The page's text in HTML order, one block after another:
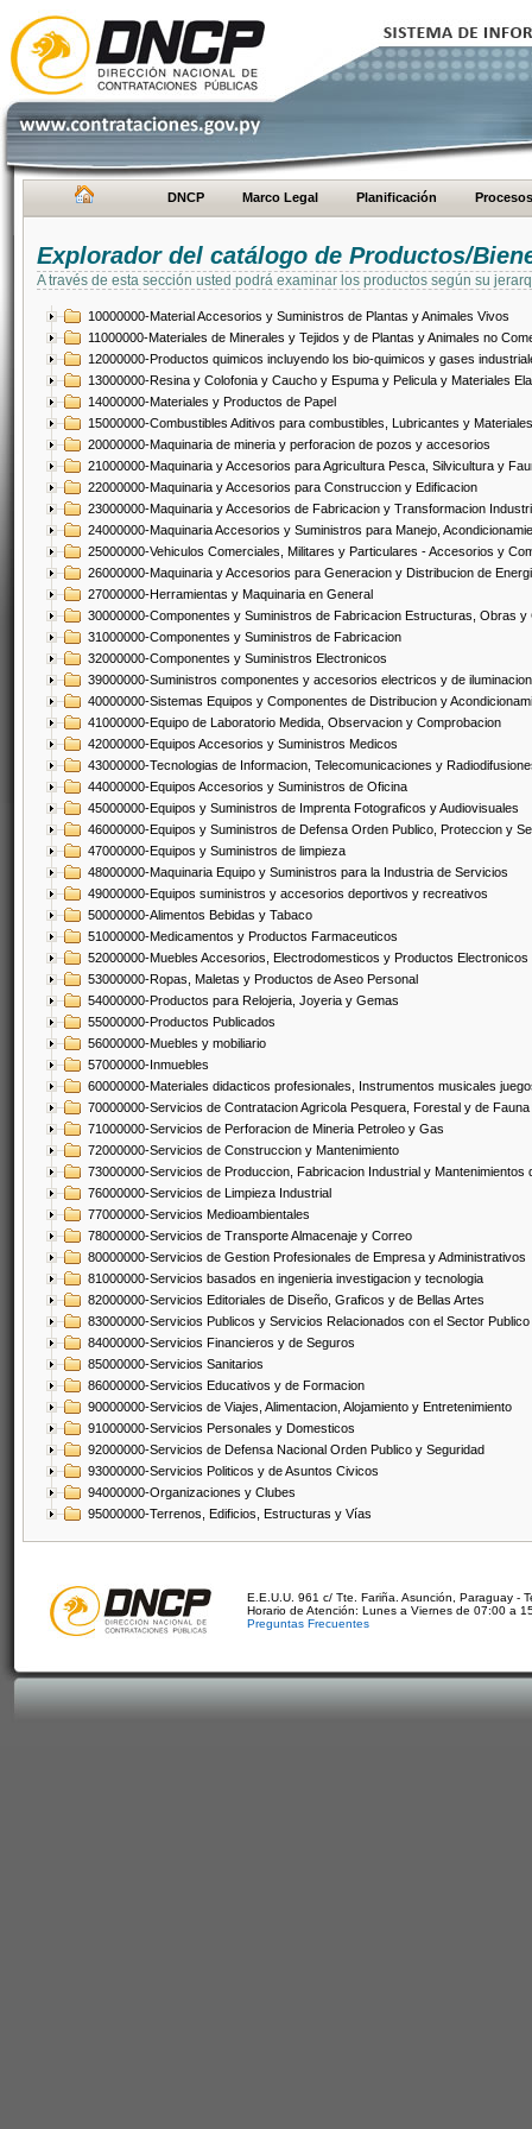
DNCP Marco Legal Planificación Procesos
Explorador del catálogo de Productos/
A través de esta sección usted podrá examinar los productos según su
10000000-Material Accesorios y Suministros de Plantas y Animales Vivos
11000000-Materiales de Minerales y Tejidos y de Plantas y Animales no
12000000-Productos quimicos incluyendo los bio-quimicos y gases
13000000-Resina y Colofonia y Caucho y Espuma y Pelicula y Materiales
14000000-Materiales y Productos de Papel
15000000-Combustibles Aditivos para combustibles, Lubricantes y
20000000-Maquinaria de mineria y perforacion de pozos y accesorios
21000000-Maquinaria y Accesorios para Agricultura Pesca, Silvicultura y
22000000-Maquinaria y Accesorios para Construccion y Edificacion
23000000-Maquinaria y Accesorios de Fabricacion y Transformacion
24000000-Maquinaria Accesorios y Suministros para Manejo,
25000000-Vehiculos Comerciales, Militares y Particulares - Accesorios y
26000000-Maquinaria y Accesorios para Generacion y Distribucion de
27000000-Herramientas y Maquinaria en General
30000000-Componentes y Suministros de Fabricacion Estructuras, Obras
31000000-Componentes y Suministros de Fabricacion
32000000-Componentes y Suministros Electronicos
39000000-Suministros componentes y accesorios electricos y de iluminacion
40000000-Sistemas Equipos y Componentes de Distribucion y
41000000-Equipo de Laboratorio Medida, Observacion y Comprobacion
42000000-Equipos Accesorios y Suministros Medicos
43000000-Tecnologias de Informacion, Telecomunicaciones y
44000000-Equipos Accesorios y Suministros de Oficina
45000000-Equipos y Suministros de Imprenta Fotograficos y Audiovisuales
46000000-Equipos y Suministros de Defensa Orden Publico, Proteccion y
47000000-Equipos y Suministros de limpieza
48000000-Maquinaria Equipo y Suministros para la Industria de Servicios
49000000-Equipos suministros y accesorios deportivos y recreativos
50000000-Alimentos Bebidas y Tabaco
51000000-Medicamentos y Productos Farmaceuticos
52000000-Muebles Accesorios, Electrodomesticos y Productos Electronicos
53000000-Ropas, Maletas y Productos de Aseo Personal
54000000-Productos para Relojeria, Joyeria y Gemas
55000000-Productos Publicados
56000000-Muebles y mobiliario
57000000-Inmuebles
60000000-Materiales didacticos profesionales, Instrumentos musicales
70000000-Servicios de Contratacion Agricola Pesquera, Forestal y de Fauna
71000000-Servicios de Perforacion de Mineria Petroleo y Gas
72000000-Servicios de Construccion y Mantenimiento
73000000-Servicios de Produccion, Fabricacion Industrial y Mantenimientos
76000000-Servicios de Limpieza Industrial
77000000-Servicios Medioambientales
78000000-Servicios de Transporte Almacenaje y Correo
80000000-Servicios de Gestion Profesionales de Empresa y Administrativos
81000000-Servicios basados en ingenieria investigacion y tecnologia
82000000-Servicios Editoriales de Diseño, Graficos y de Bellas Artes
83000000-Servicios Publicos y Servicios Relacionados con el Sector Publico
84000000-Servicios Financieros y de Seguros
85000000-Servicios Sanitarios
86000000-Servicios Educativos y de Formacion
90000000-Servicios de Viajes, Alimentacion, Alojamiento y Entretenimiento
91000000-Servicios Personales y Domesticos
92000000-Servicios de Defensa Nacional Orden Publico y Seguridad
93000000-Servicios Politicos y de Asuntos Civicos
94000000-Organizaciones y Clubes
95000000-Terrenos, Edificios, Estructuras y Vías
E.E.U.U. 961 c/ Tte. Fariña. Asunción, Paraguay -
Horario de Atención: Lunes a Viernes de 07:00 a
Preguntas Frecuentes